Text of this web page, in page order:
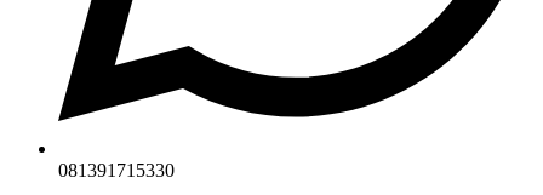
081391715330